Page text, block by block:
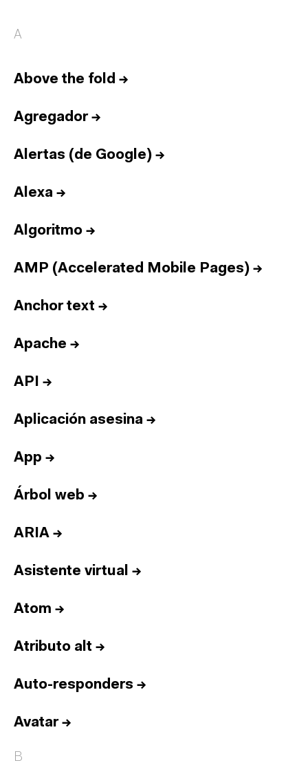
A
Above the fold →
Agregador→
Alertas (de Google) →
Alexa →
Algoritmo →
AMP (Accelerated Mobile Pages) →
Anchor text →
Apache →
API →
Aplicación asesina →
App →
Árbol web →
ARIA →
Asistente virtual →
Atom →
Atributo alt →
Auto-responders →
Avatar→
B